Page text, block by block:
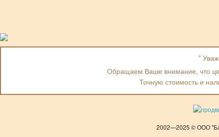
*
Обращаем Ваше внимание, что
Точную стоимость и
2002—2025 © ООО